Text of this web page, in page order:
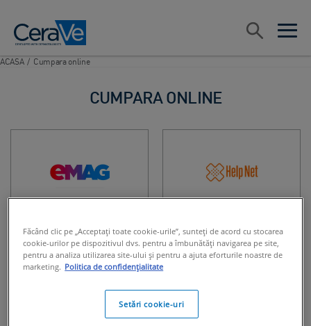
open
open
Cauta
ACASA / Cumpara online
CUMPARA ONLINE
Făcând clic pe „Acceptați toate cookie-urile”, sunteți de acord cu stocarea
cookie-urilor pe dispozitivul dvs. pentru a îmbunătăți navigarea pe site,
pentru a analiza utilizarea site-ului și pentru a ajuta eforturile noastre de
marketing. Politica de confidențialitate
Setări cookie-uri